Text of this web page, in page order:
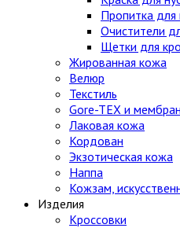
Пропитка для
Очистители
Щетки для
Жированная кожа
Велюр
Текстиль
Gore-TEX и
Лаковая кожа
Кордован
Экзотическая кожа
Наппа
Кожзам,
Изделия
Кроссовки